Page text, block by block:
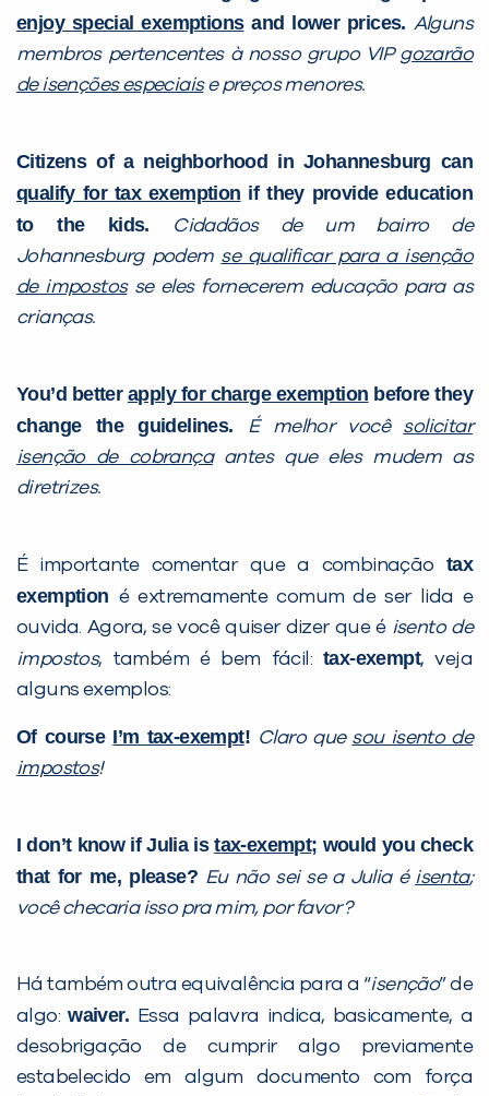
enjoy special exemptionsand lower prices. Alguns
membros pertencentes à nosso grupo VIP gozarão
de isenções especiaise preços menores.
Citizens of a neighborhood in Johannesburg can
qualify for tax exemption if they provide education
to the kids.
Cidadãos de um bairro de
Johannesburg podem se qualificar para a isenção
de impostosse eles fornecerem educação para as
crianças.
You’d better apply for charge exemption before they
change the guidelines.
É melhor você solicitar
isenção de cobrançaantes que eles mudem as
diretrizes.
É importante comentar que a combinação tax
exemption é extremamente comum de ser lida e
ouvida. Agora, se você quiser dizer que é isento de
impostos, também é bem fácil: tax-exempt, veja
alguns exemplos:
Of course I’m tax-exempt! Claro que sou isento de
impostos!
I don’t know if Julia istax-exempt; would you check
that for me, please? Eu não sei se a Julia é isenta;
você checaria isso pra mim, por favor?
Há também outra equivalência para a “isenção” de
algo:waiver.
Essa palavra indica, basicamente, a
desobrigação de cumprir algo previamente
estabelecido em algum documento com força